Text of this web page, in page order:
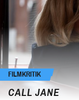
FILMKRITIK
CALL JANE